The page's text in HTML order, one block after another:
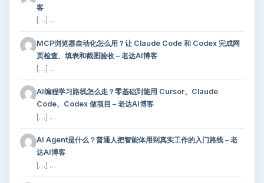
客
[…] …
MCP浏览器自动化怎么用？让 Claude Code 和 Codex 完成网
页检查、填表和截图验收 – 老达AI博客
[…] …
AI编程学习路线怎么走？零基础到能用 Cursor、Claude
Code、Codex 做项目 – 老达AI博客
[…] …
AI Agent是什么？普通人把智能体用到真实工作的入门路线 – 老
达AI博客
[…] …